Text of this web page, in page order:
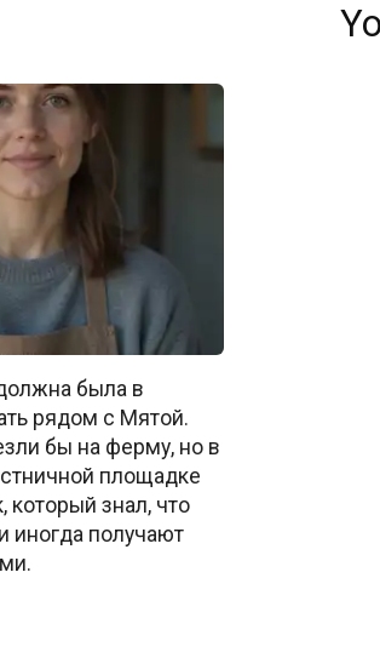
была в
рядом с Мятой.
бы на ферму, но в
площадке
который знал, что
иногда получают